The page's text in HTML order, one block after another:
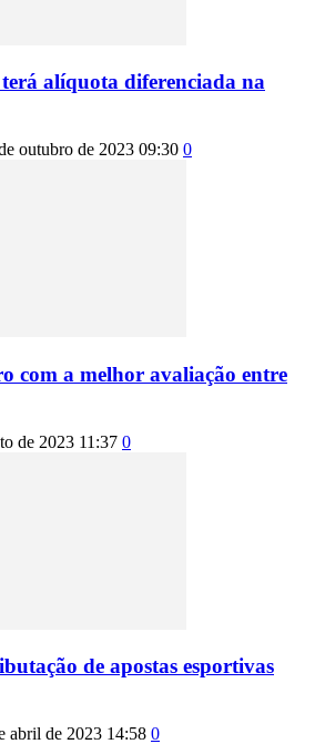
alíquota diferenciada na
outubro de 2023 09:30 0
com a melhor avaliação entre
de 2023 11:37 0
de apostas esportivas
abril de 2023 14:58 0